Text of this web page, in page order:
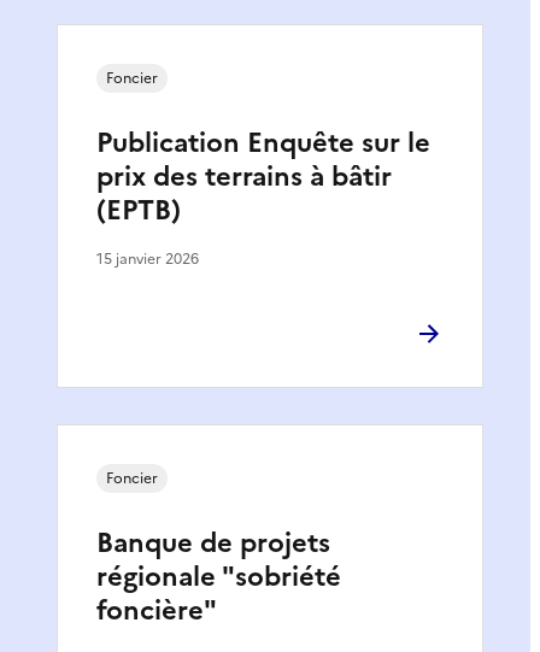
Publication Enquête sur le
prix des terrains à bâtir
(EPTB)
Foncier
15 janvier 2026
Banque de projets
régionale "sobriété
foncière"
Foncier